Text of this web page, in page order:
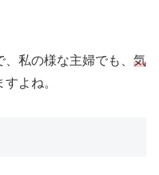
私の様な主婦でも、 気
よね。